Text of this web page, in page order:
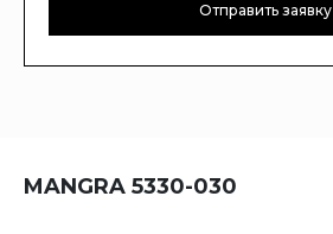
Отправить заявку
MANGRA 5330-030